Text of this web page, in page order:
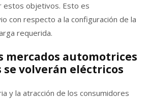
estos objetivos. Esto es
con respecto a la configuración de la
requerida.
mercados automotrices
se volverán eléctricos
y la atracción de los consumidores